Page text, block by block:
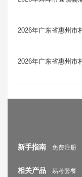
新手指南 免费注册
相关产品 易考套餐